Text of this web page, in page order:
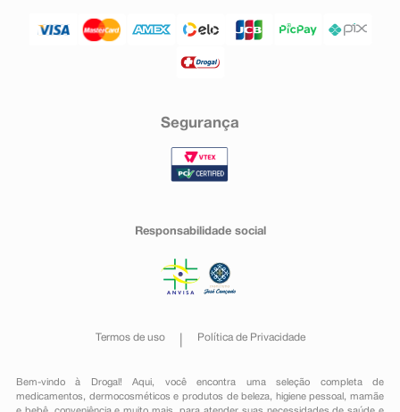
Segurança
Responsabilidade social
Termos de uso Política de Privacidade
Bem-vindo à Drogal! Aqui, você encontra uma seleção completa de
medicamentos , dermocosméticos e produtos de beleza, higiene pessoal ,mamãe